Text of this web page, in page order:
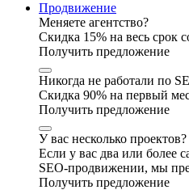
Продвижение
Меняете агентство?
Скидка 15% на весь срок
Получить предложение
Никогда не работали по
Скидка 90% на первый
Получить предложение
У вас несколько проектов?
Если у вас два или более
SEO-продвижении, мы
Получить предложение